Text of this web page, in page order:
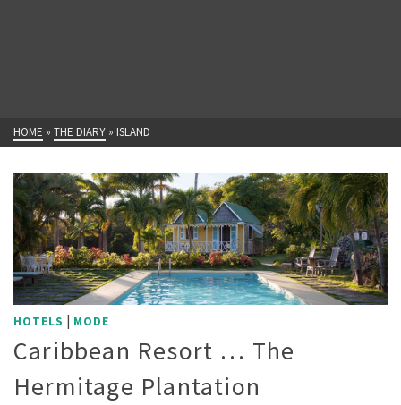
HOME » THE DIARY » ISLAND
HOTELS | MODE
Caribbean Resort … The
Hermitage Plantation